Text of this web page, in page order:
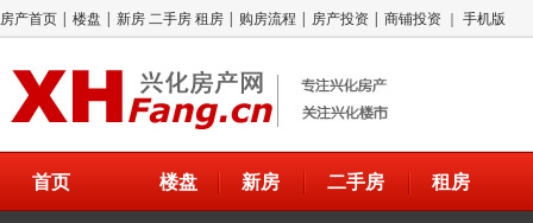
房产首页 | 楼盘 | 新房二手房租房 | 购房流程 | 房产投资 | 商铺投资 ｜ 手机版
首页 楼盘 新房 二手房 租房